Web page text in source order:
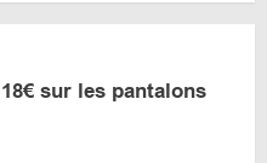
sur les pantalons